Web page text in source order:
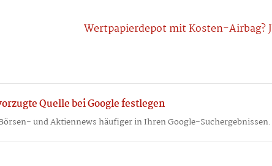
Wertpapierdepot mit Kosten-Airbag?
Quelle bei Google festlegen
und Aktiennews häufiger in Ihren Google-Suchergebnissen.